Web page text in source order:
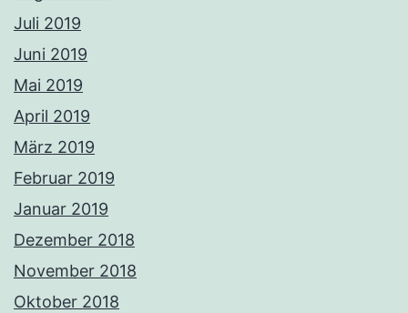
Juli 2019
Juni 2019
Mai 2019
April 2019
März 2019
Februar 2019
Januar 2019
Dezember 2018
November 2018
Oktober 2018